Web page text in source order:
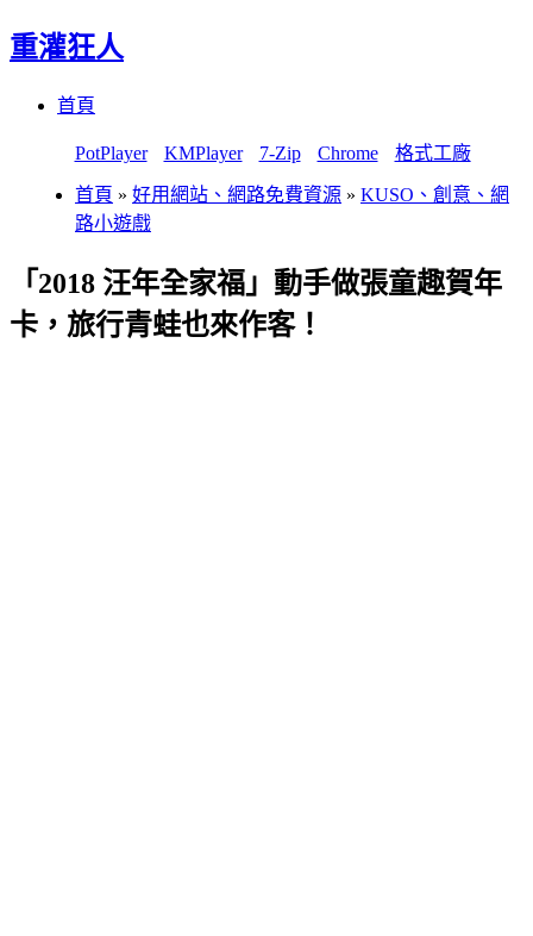
重灌狂人
首頁
PotPlayer KMPlayer 7-Zip Chrome 格式工廠
首頁 » 好用網站、網路免費資源 » KUSO、創意、網
路小遊戲
「2018 汪年全家福」動手做張童趣賀年
卡，旅行青蛙也來作客！